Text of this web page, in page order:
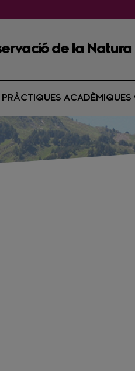
de la Natura
PRÀCTIQUES ACADÈMIQUES